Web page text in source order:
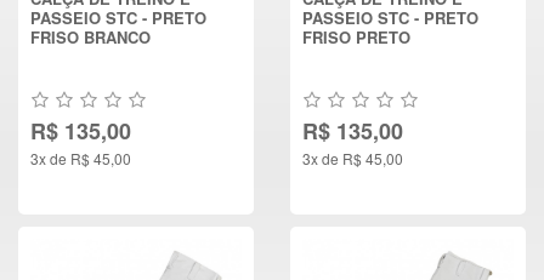
PASSEIO STC - PRETO
FRISO BRANCO
R$ 135,00
3x de R$ 45,00
PASSEIO STC - PRETO
FRISO PRETO
R$ 135,00
3x de R$ 45,00